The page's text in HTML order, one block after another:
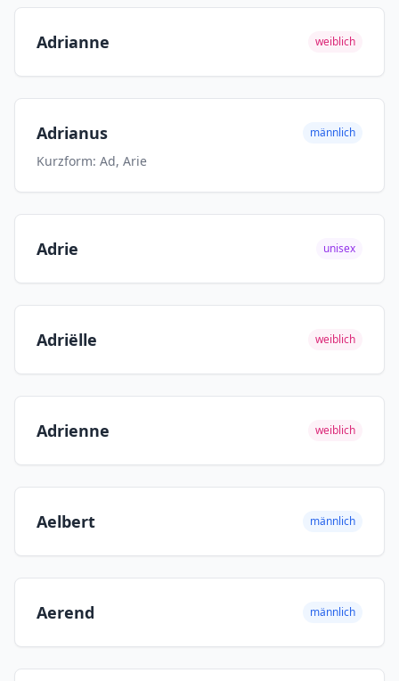
Adrianne weiblich
Adrianus männlich
Kurzform: Ad, Arie
Adrie unisex
Adriëlle weiblich
Adrienne weiblich
Aelbert männlich
Aerend männlich